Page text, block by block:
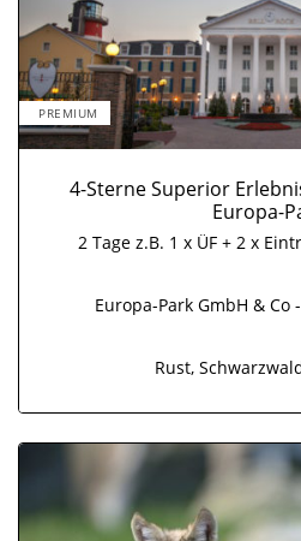
PREMIUM
4-Sterne Superior
Europa-
2 Tage z.B. 1 x ÜF + 2 x
Europa-Park GmbH & Co
Rust,